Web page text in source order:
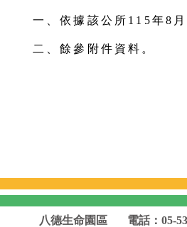
一、依據該公所115年8
二、餘參附件資料。
八德生命園區 電話：05-